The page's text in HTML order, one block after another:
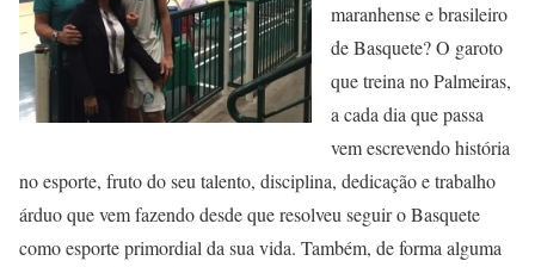
maranhense e brasileiro
de Basquete? O garoto
que treina no Palmeiras,
a cada dia que passa
vem escrevendo história
no esporte, fruto do seu talento, disciplina, dedicação e trabalho
árduo que vem fazendo desde que resolveu seguir o Basquete
como esporte primordial da sua vida. Também, de forma alguma